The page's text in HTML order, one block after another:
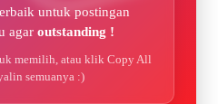
untuk postingan
agar outstanding !
memilih, atau klik Copy All
semuanya :)